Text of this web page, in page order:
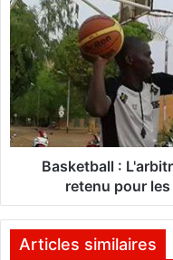
l
:
L
e
s
p
r
e
a
k
e
t
b
a
l
L
'
Basketball :
retenu pour
Articles similaires